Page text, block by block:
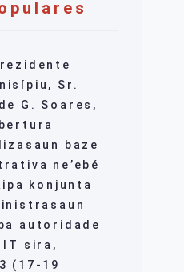
Sr.
G. Soares,
baze
ne’ebé
konjunta
autoridade
IT sira,
(17-19